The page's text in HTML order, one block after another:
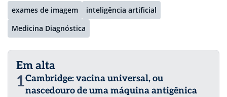
exames de imagem
inteligência artificial
Medicina Diagnóstica
Em alta
1Cambridge: vacina universal, ou
nascedouro de uma máquina antigênica